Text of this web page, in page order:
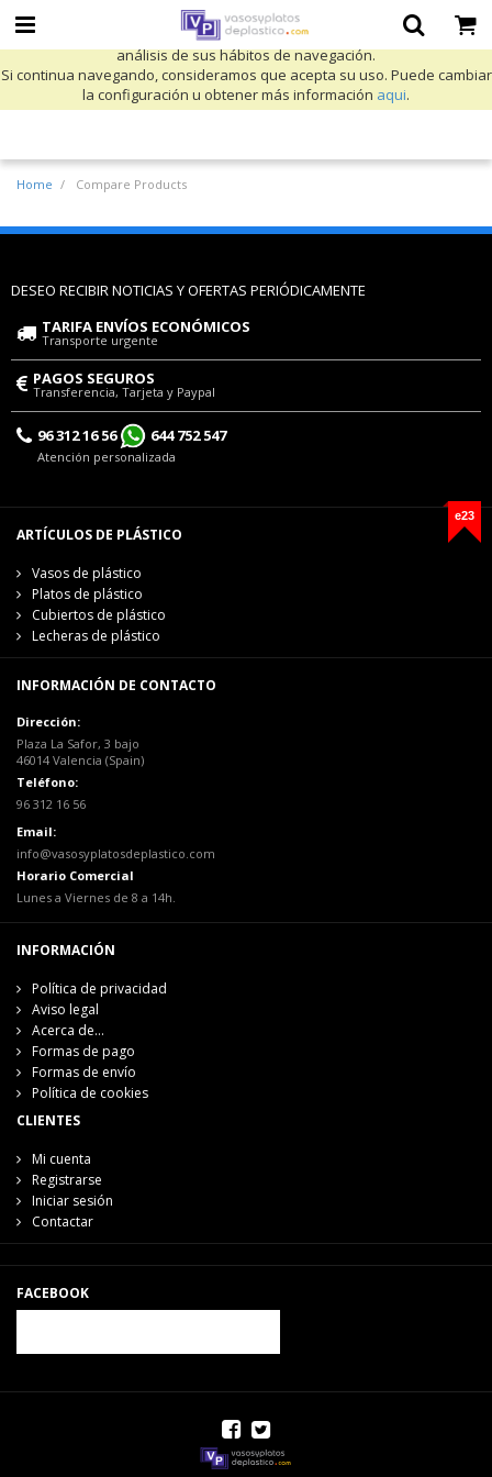
Utilizamos cookies propias y de terceros para mejorar nuestros servicios
y mostrarle publicidad relacionada con sus preferencias mediante el
análisis de sus hábitos de navegación.
Si continua navegando, consideramos que acepta su uso. Puede cambiar
la configuración u obtener más información aqui.
Home Compare Products
DESEO RECIBIR NOTICIAS Y OFERTAS PERIÓDICAMENTE
TARIFA ENVÍOS ECONÓMICOS
Transporte urgente
PAGOS SEGUROS
Transferencia, Tarjeta y Paypal
96 312 16 56 644 752 547
Atención personalizada
e23
ARTÍCULOS DE PLÁSTICO
Vasos de plástico
Platos de plástico
Cubiertos de plástico
Lecheras de plástico
INFORMACIÓN DE CONTACTO
Dirección:
Plaza La Safor, 3 bajo
46014 Valencia (Spain)
Teléfono:
96 312 16 56
Email:
info@vasosyplatosdeplastico.com
Horario Comercial
Lunes a Viernes de 8 a 14h.
INFORMACIÓN
Política de privacidad
Aviso legal
Acerca de...
Formas de pago
Formas de envío
Política de cookies
CLIENTES
Mi cuenta
Registrarse
Iniciar sesión
Contactar
FACEBOOK